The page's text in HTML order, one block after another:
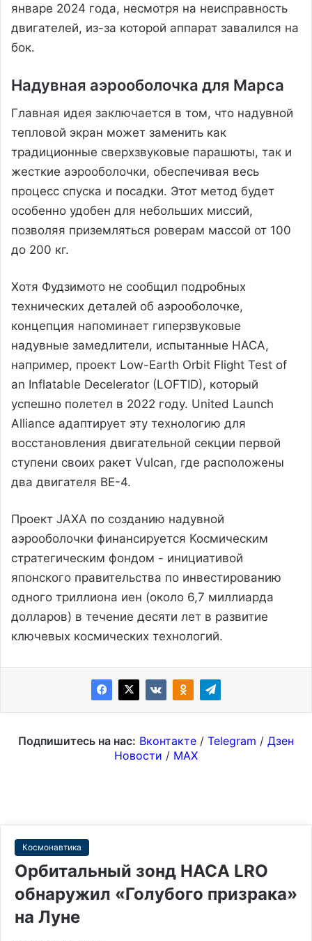
январе 2024 года, несмотря на неисправность
двигателей, из-за которой аппарат завалился на
бок.
Надувная аэрооболочка для Марса
Главная идея заключается в том, что надувной
тепловой экран может заменить как
традиционные сверхзвуковые парашюты, так и
жесткие аэрооболочки, обеспечивая весь
процесс спуска и посадки. Этот метод будет
особенно удобен для небольших миссий,
позволяя приземляться роверам массой от 100
до 200 кг.
Хотя Фудзимото не сообщил подробных
технических деталей об аэрооболочке,
концепция напоминает гиперзвуковые
надувные замедлители, испытанные НАСА,
например, проект Low-Earth Orbit Flight Test of
an Inflatable Decelerator (LOFTID), который
успешно полетел в 2022 году. United Launch
Alliance адаптирует эту технологию для
восстановления двигательной секции первой
ступени своих ракет Vulcan, где расположены
два двигателя BE-4.
Проект JAXA по созданию надувной
аэрооболочки финансируется Космическим
стратегическим фондом - инициативой
японского правительства по инвестированию
одного триллиона иен (около 6,7 миллиарда
долларов) в течение десяти лет в развитие
ключевых космических технологий.
Подпишитесь на нас: Вконтакте / Telegram / Дзен
Новости / MAX